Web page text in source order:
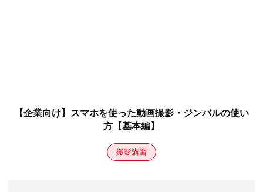
【企業向け】スマホを使った動画撮影・ジンバルの使い
方【基本編】
撮影講習